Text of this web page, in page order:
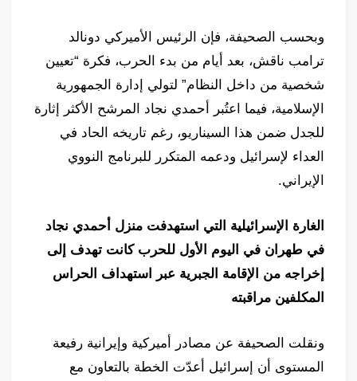
وبحسب الصحيفة، فإن الرئيس الأميركي دونالد
ترامب ناقش، بعد أيام من بدء الحرب، فكرة “تعيين
شخصية من داخل النظام” لتولي إدارة الجمهورية
الإسلامية، فيما اعتُبر أحمدي نجاد المرشح الأكثر إثارة
للجدل ضمن هذا السيناريو، رغم تاريخه الحاد في
العداء لإسرائيل ودعمه المتكرر للبرنامج النووي
الإيراني.
الغارة الإسرائيلية التي استهدفت منزل أحمدي نجاد
في طهران في اليوم الأول للحرب كانت تهدف إلى
إخراجه من الإقامة الجبرية عبر استهداف الحراس
المكلفين مراقبته
ونقلت الصحيفة عن مصادر أميركية وإيرانية رفيعة
المستوى أن إسرائيل أعدّت الخطة بالتعاون مع